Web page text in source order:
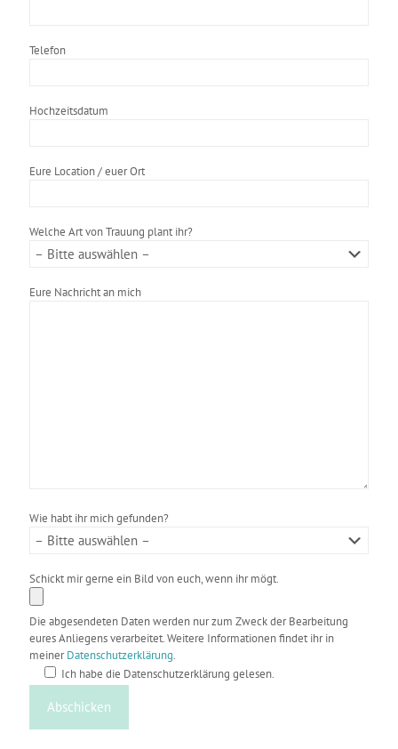
Telefon
Hochzeitsdatum
Eure Location / euer Ort
Welche Art von Trauung plant ihr?
Eure Nachricht an mich
Wie habt ihr mich gefunden?
Schickt mir gerne ein Bild von euch, wenn ihr mögt.
Die abgesendeten Daten werden nur zum Zweck der Bearbeitung
eures Anliegens verarbeitet. Weitere Informationen findet ihr in
meinerDatenschutzerklärung.
Ich habe die Datenschutzerklärung gelesen.